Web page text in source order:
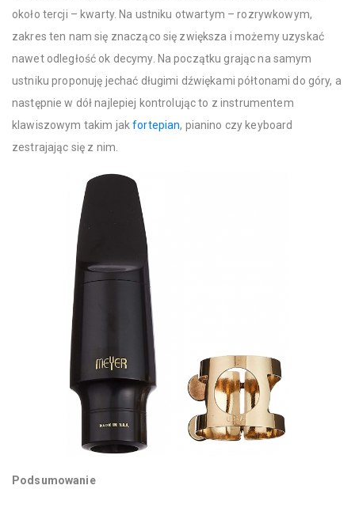
około tercji – kwarty. Na ustniku otwartym – rozrywkowym,
zakres ten nam się znacząco się zwiększa i możemy uzyskać
nawet odległość ok decymy. Na początku grając na samym
ustniku proponuję jechać długimi dźwiękami półtonami do góry, a
następnie w dół najlepiej kontrolując to z instrumentem
klawiszowym takim jakfortepian, pianino czy keyboard
zestrajając się z nim.
Podsumowanie